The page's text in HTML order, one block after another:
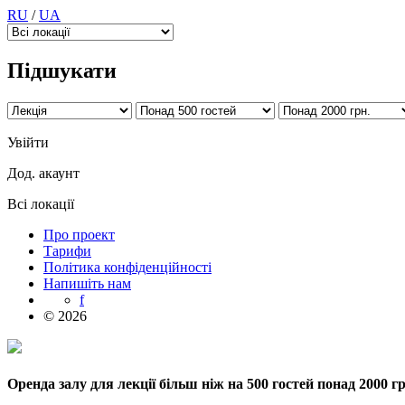
RU /UA
Підшукати
Увійти
Дод. акаунт
Всі локації
Про проект
Тарифи
Політика конфіденційності
Напишіть нам
f
© 2026
Оренда залу для лекції більш ніж на 500 гостей понад 2000